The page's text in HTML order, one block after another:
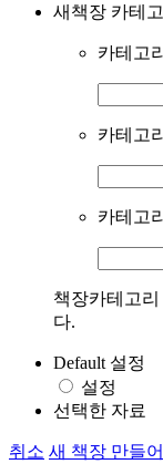
새책장 카테고
카테고리
카테고리
카테고리
책장카테고
다.
Default 설정
설정
선택한 자료
취소 새 책장 만들